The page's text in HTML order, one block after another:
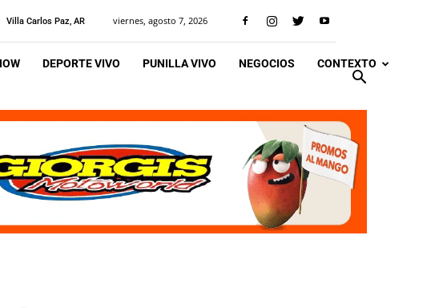
Villa Carlos Paz, AR viernes, agosto 7, 2026
DEPORTE VIVO PUNILLA VIVO NEGOCIOS CONTEXTO